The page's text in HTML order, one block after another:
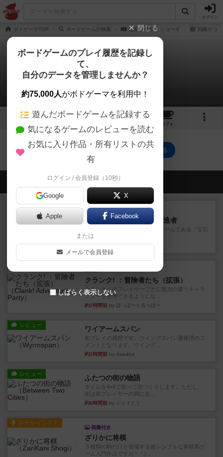
ログイン
ボドゲーマTOP ボードゲームの検索 仮面ライダー ショーギ 戦略やコツ
仮面ライダー ショーギ
0件の戦略やコツ
1
カフェ
仮面ライダー ショーギのトップに戻る
会員の新しい投稿
レビュー
宝石の煌き：デュエル 偽造者
筆者が最も好きな2人用ボードゲームである『宝石
の煌めき デュエル』に、...
42分前by 手動人形
クランク! ：冒険者たち（拡張）
クランク！のプレイヤーごとに能力の違うキャラ
クターを使用できるようにな...
約2時間前 by ぽっぽーくるっぽー
レビュー ワイアームスパン
初プレイの感想です。ウイングスパン履修済のコ
メントとなります。ウイング...
約2時間前 by daisdice
レビュー ふたつの街の物語
タイルを4×4で並べて街づくりします。ただし、
街は各プレイヤーの間にあ...
約6時間前 by ジェイとと
ルール/インスト
画像付き
ざりかに将棋
３種類の駒だけが登場する超シンプルな将棋系ゲ
ーム入門作品です♪(＾＾)...
閉じる
ボードゲームのプレイ履歴を記録し
て、
自分のデータを管理しませんか？
約75,000人がボドゲーマを利用中！
遊んだボードゲームを記録する
気になるゲームのレビューを読む
お気に入り作品・所有リストの共
有
ログイン / 会員登録（10秒）
Google X
Apple Facebook
または
メールで会員登録
しばらく表示しない